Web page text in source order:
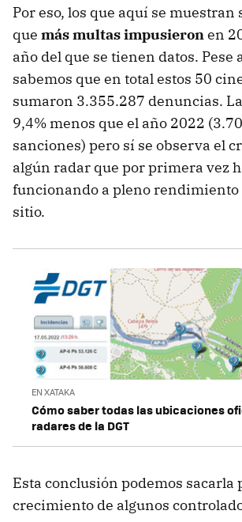
Por eso, los que aquí se muestran
que más multas impusieronen
año del que se tienen datos. Pese
sabemos que en total estos 50
sumaron 3.355.287 denuncias.
9,4% menos que el año 2022
sanciones) pero sí se observa el
algún radar que por primera vez
funcionando a pleno
sitio.
EN XATAKA
Cómo saber todas las ubicaciones
radares de la DGT
Esta conclusión podemos sacarla
crecimiento de algunos